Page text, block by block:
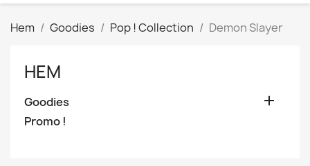
Hem Goodies Pop ! Collection Demon Slayer
HEM
Goodies 
Promo !